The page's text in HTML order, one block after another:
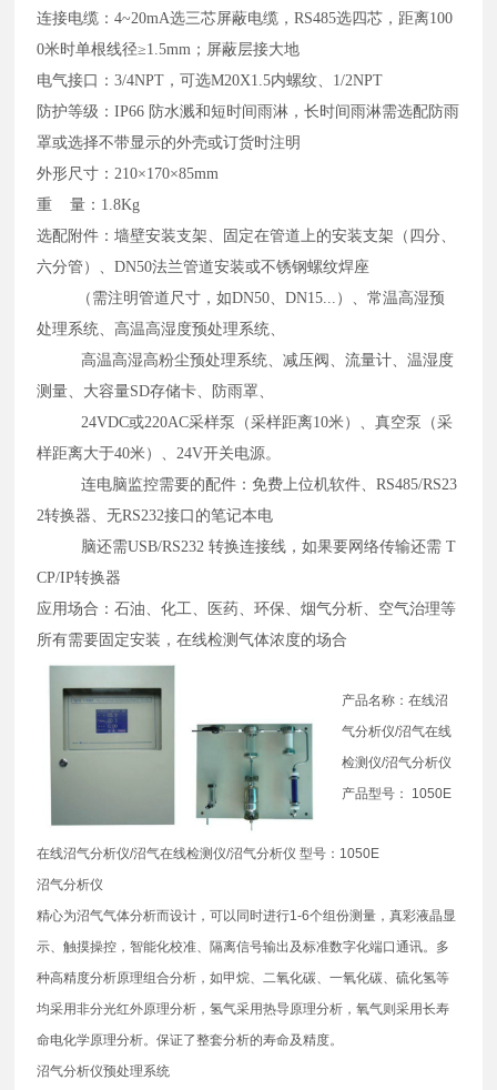
连接电缆：4~20mA选三芯屏蔽电缆，RS485选四芯，距离100
0米时单根线径≥1.5mm；屏蔽层接大地
电气接口：3/4NPT，可选M20X1.5内螺纹、1/2NPT
防护等级：IP66 防水溅和短时间雨淋，长时间雨淋需选配防雨
罩或选择不带显示的外壳或订货时注明
外形尺寸：210×170×85mm
重 量：1.8Kg
选配附件：墙壁安装支架、固定在管道上的安装支架（四分、
六分管）、DN50法兰管道安装或不锈钢螺纹焊座
（需注明管道尺寸，如DN50、DN15...）、常温高湿预
处理系统、高温高湿度预处理系统、
高温高湿高粉尘预处理系统、减压阀、流量计、温湿度
测量、大容量SD存储卡、防雨罩、
24VDC或220AC采样泵（采样距离10米）、真空泵（采
样距离大于40米）、24V开关电源。
连电脑监控需要的配件：免费上位机软件、RS485/RS23
2转换器、无RS232接口的笔记本电
脑还需USB/RS232 转换连接线，如果要网络传输还需 T
CP/IP转换器
应用场合：石油、化工、医药、环保、烟气分析、空气治理等
所有需要固定安装，在线检测气体浓度的场合
产品名称：在线沼
气分析仪/沼气在线
检测仪/沼气分析仪
产品型号： 1050E
在线沼气分析仪/沼气在线检测仪/沼气分析仪 型号：1050E
沼气分析仪
精心为沼气气体分析而设计，可以同时进行1-6个组份测量，真彩液晶显
示、触摸操控，智能化校准、隔离信号输出及标准数字化端口通讯。多
种高精度分析原理组合分析，如甲烷、二氧化碳、一氧化碳、硫化氢等
均采用非分光红外原理分析，氢气采用热导原理分析，氧气则采用长寿
命电化学原理分析。保证了整套分析的寿命及精度。
沼气分析仪预处理系统